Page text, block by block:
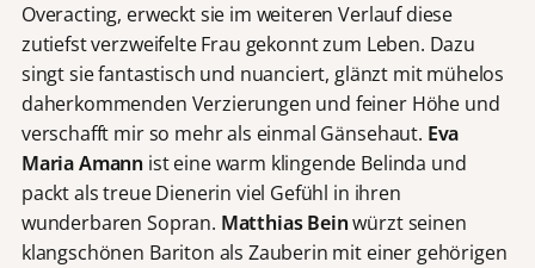
Overacting, erweckt sie im weiteren Verlauf diese
zutiefst verzweifelte Frau gekonnt zum Leben. Dazu
singt sie fantastisch und nuanciert, glänzt mit mühelos
daherkommenden Verzierungen und feiner Höhe und
verschafft mir so mehr als einmal Gänsehaut. Eva
Maria Amann ist eine warm klingende Belinda und
packt als treue Dienerin viel Gefühl in ihren
wunderbaren Sopran. Matthias Beinwürzt seinen
klangschönen Bariton als Zauberin mit einer gehörigen